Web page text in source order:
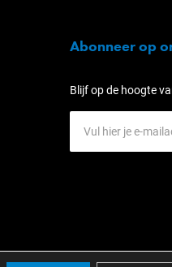
Abonneer op
Blijf op de hoogte